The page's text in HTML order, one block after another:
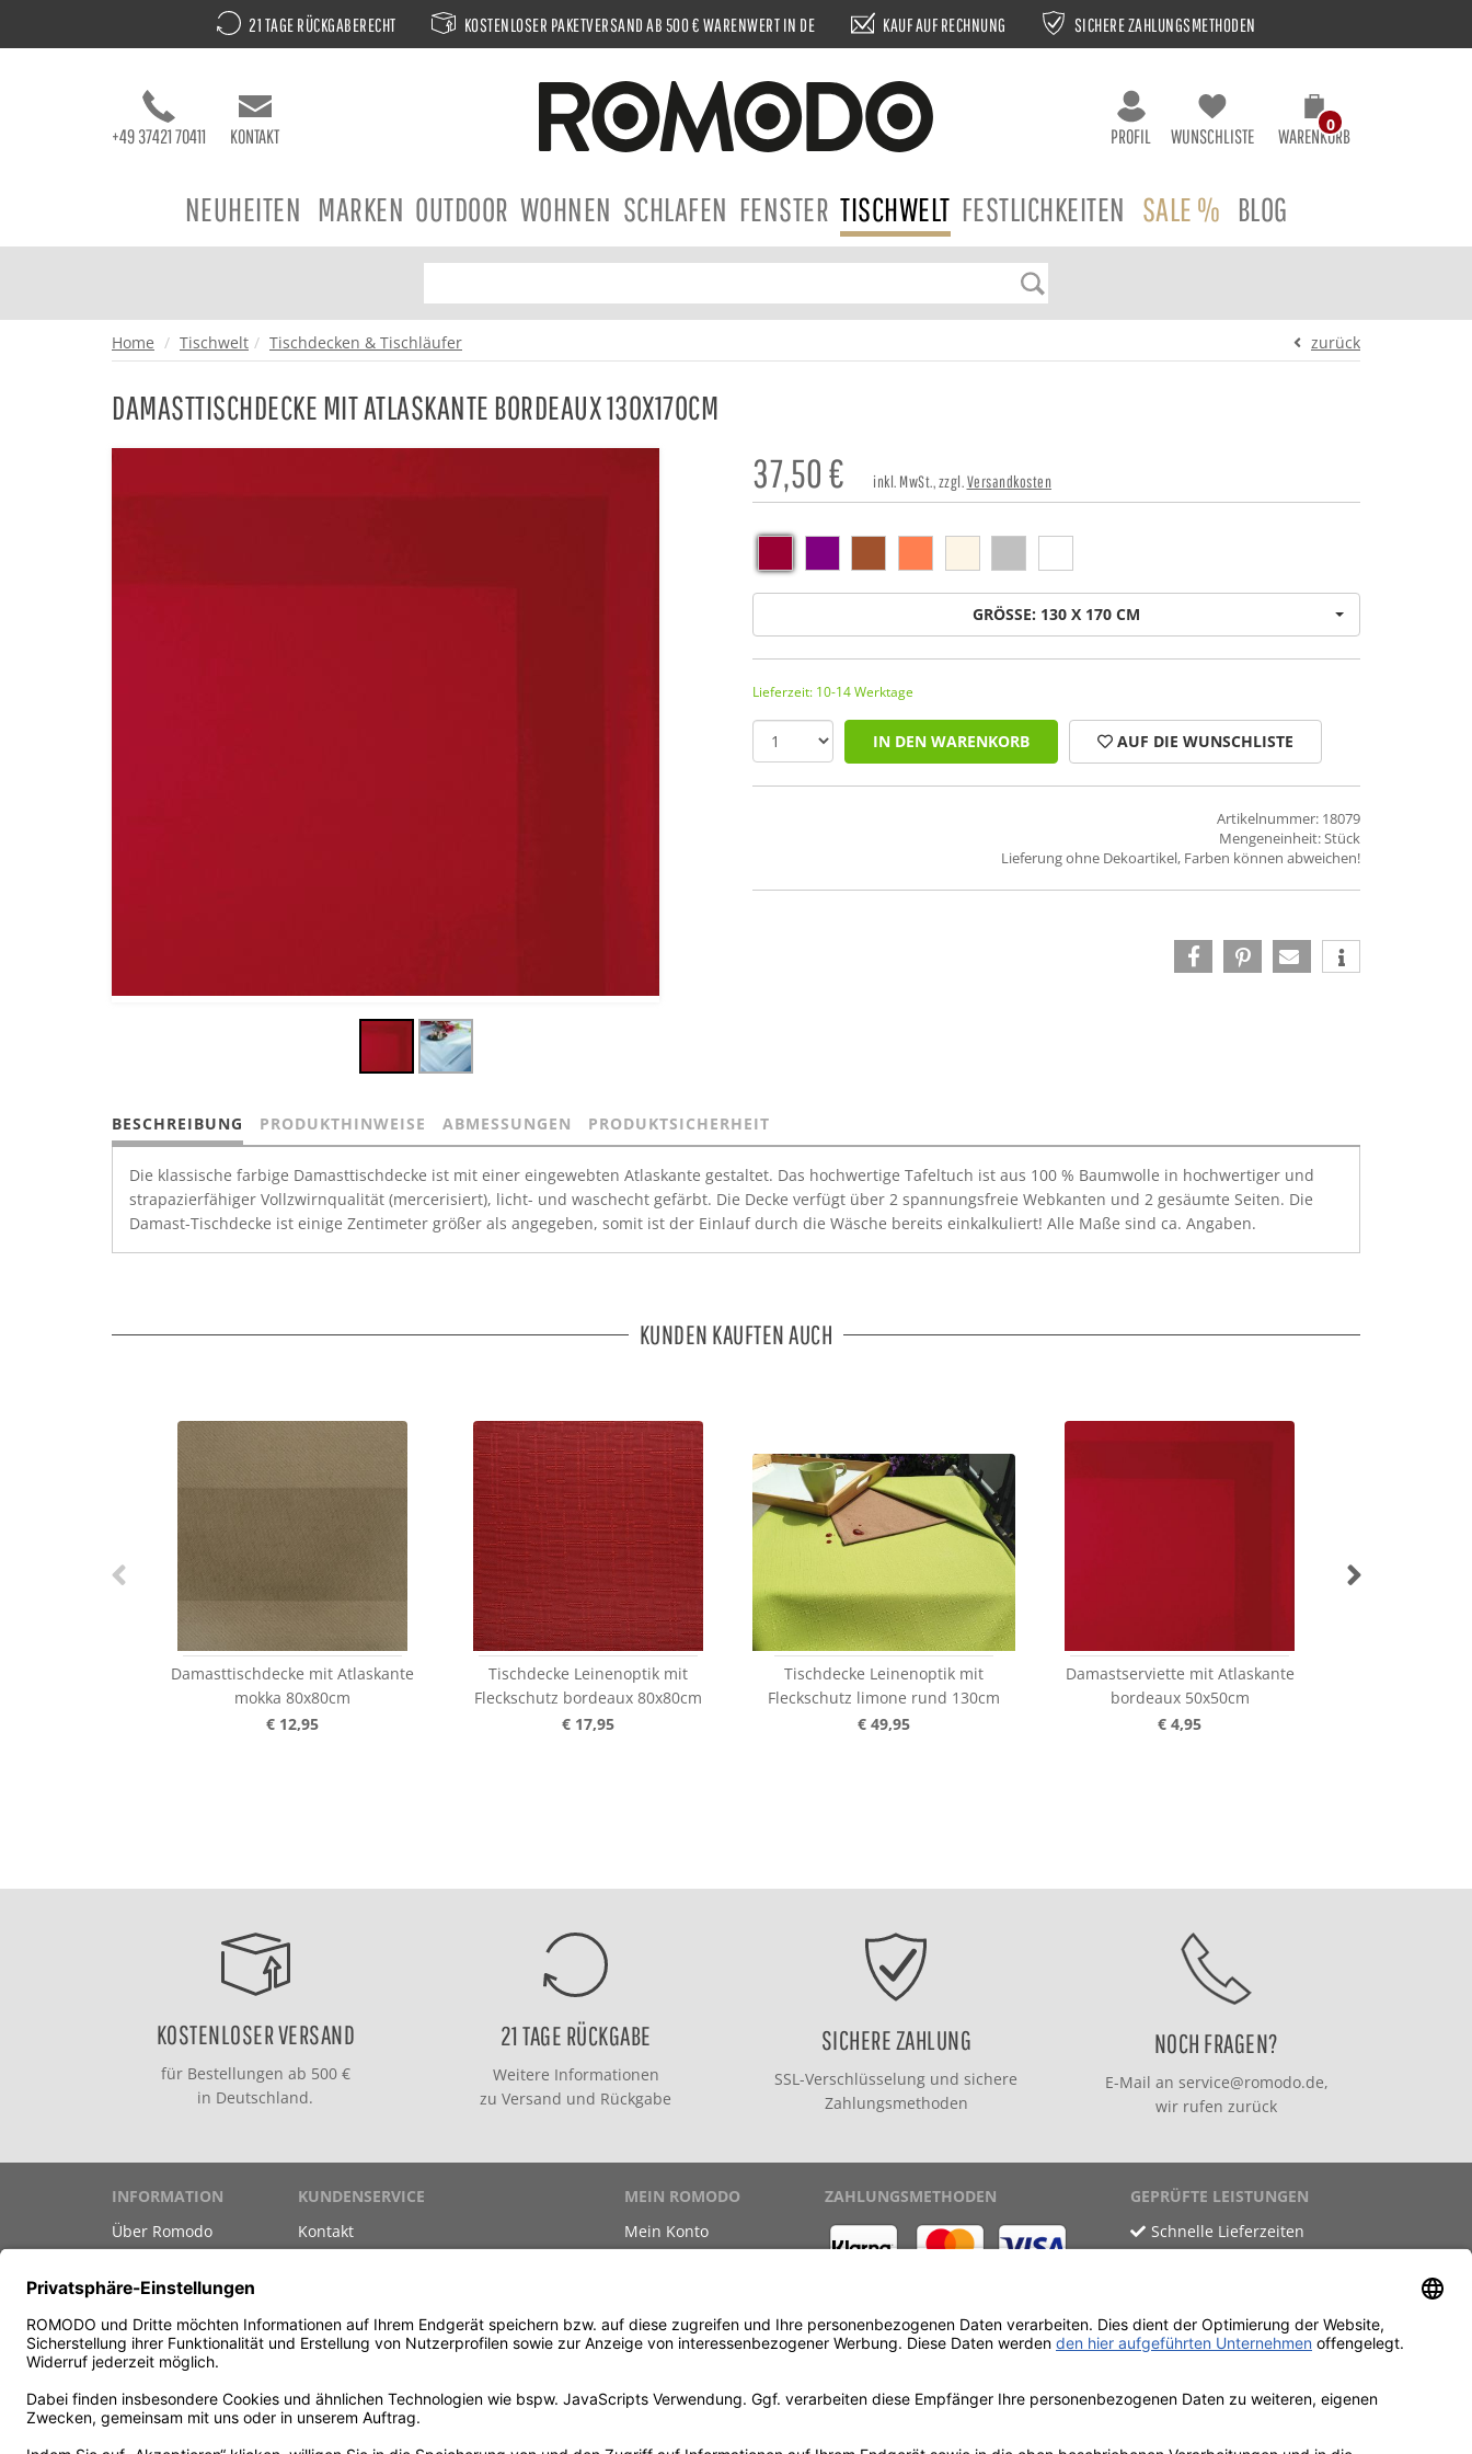
21 TAGE RÜCKGABERECHT KOSTENLOSER PAKETVERSAND AB 500 € WARENWERT IN DE KAUF AUF RECHNUNG SICHERE ZAHLUNGSMETHODEN
+49 37421 70411 KONTAKT PROFIL WUNSCHLISTE WARENKORB
0
NEUHEITEN MARKEN OUTDOOR WOHNEN SCHLAFEN FENSTER TISCHWELT FESTLICHKEITEN SALE % BLOG
Home Tischwelt Tischdecken & Tischläufer zurück
DAMASTTISCHDECKE MIT ATLASKANTE BORDEAUX 130X170CM
37,50€ inkl. MwSt., zzgl.Versandkosten
GRÖSSE: 130 X 170 CM
Lieferzeit: 10-14 Werktage
IN DEN WARENKORB AUF DIE WUNSCHLISTE
Artikelnummer: 18079
Mengeneinheit: Stück
Lieferung ohne Dekoartikel, Farben können abweichen!
BESCHREIBUNG PRODUKTHINWEISE ABMESSUNGEN PRODUKTSICHERHEIT
Die klassische farbige Damasttischdecke ist mit einer eingewebten Atlaskante gestaltet. Das hochwertige Tafeltuch ist aus 100 % Baumwolle in hochwertiger und
strapazierfähiger Vollzwirnqualität (mercerisiert), licht- und waschecht gefärbt. Die Decke verfügt über 2 spannungsfreie Webkanten und 2 gesäumte Seiten. Die
Damast-Tischdecke ist einige Zentimeter größer als angegeben, somit ist der Einlauf durch die Wäsche bereits einkalkuliert! Alle Maße sind ca. Angaben.
KUNDEN KAUFTEN AUCH
Damasttischdecke mit Atlaskante
mokka 80x80cm
€ 12,95
Tischdecke Leinenoptik mit
Fleckschutz bordeaux 80x80cm
€ 17,95
Tischdecke Leinenoptik mit
Fleckschutz limone rund 130cm
€ 49,95
Damastserviette mit Atlaskante
bordeaux 50x50cm
€ 4,95
KOSTENLOSER VERSAND
für Bestellungen ab 500 €
in Deutschland.
21 TAGE RÜCKGABE
Weitere Informationen
zuVersand und Rückgabe
SICHERE ZAHLUNG
SSL-Verschlüsselung und sichere
Zahlungsmethoden
NOCH FRAGEN?
E-Mail an service@romodo.de,
wir rufen zurück
INFORMATION
Über Romodo
Datenschutz
Unsere AGB
Impressum
KUNDENSERVICE
Kontakt
Newsletter
Teilnahmebedingungen Gewinnspiel
MEIN ROMODO
Mein Konto
ZAHLUNGSMETHODEN
Kauf auf Rechnung
GEPRÜFTE LEISTUNGEN
Schnelle Lieferzeiten
SSL-Verschlüsselung